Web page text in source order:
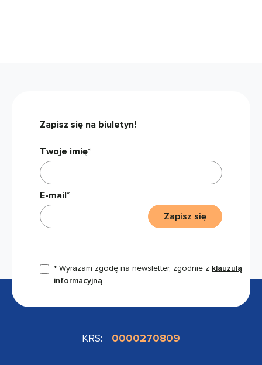
Zapisz się na biuletyn!
Twoje imię*
E-mail*
* Wyrażam zgodę na newsletter, zgodnie z klauzulą
informacyjną.
Zapisz się
KRS: 0000270809